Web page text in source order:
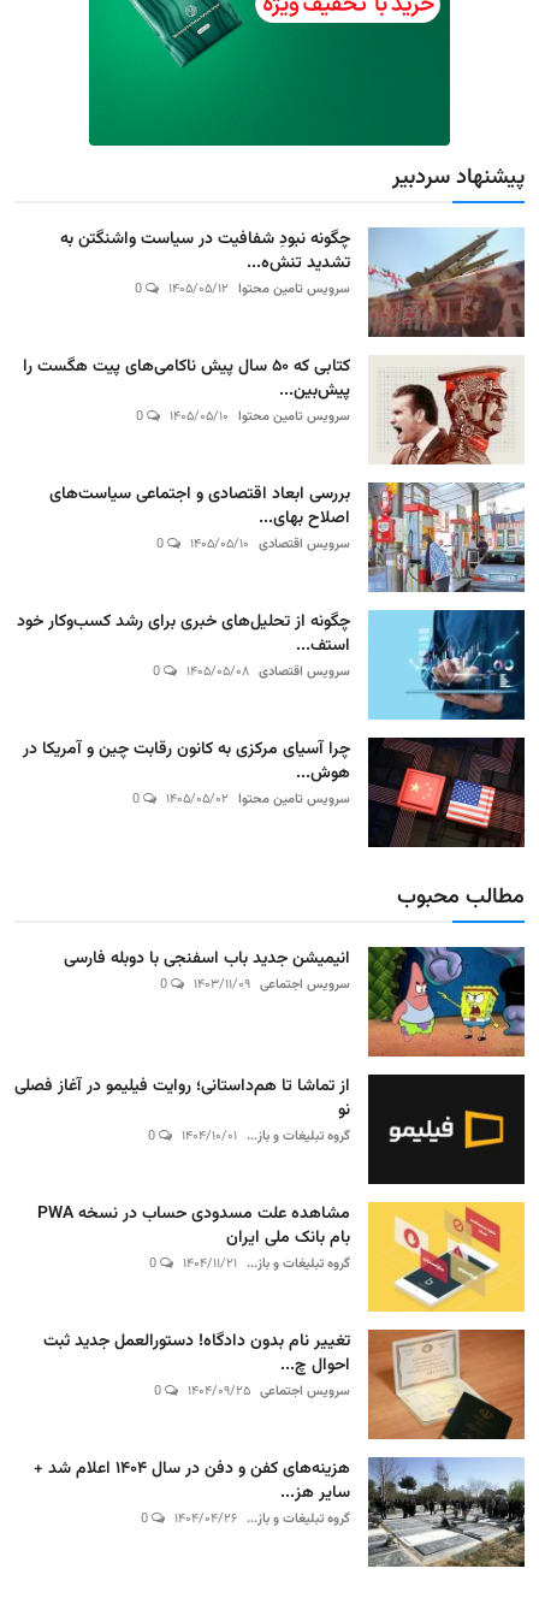
پیشنهاد سردبیر
چگونه نبودِ شفافیت در سیاست واشنگتن به
تشدید تنش‌ه...
سرویس تامین محتوا ۱۴۰۵/۰۵/۱۲
کتابی که ۵۰ سال پیش ناکامی‌های پیت هگست را
پیش‌بین...
سرویس تامین محتوا ۱۴۰۵/۰۵/۱۰
بررسی ابعاد اقتصادی و اجتماعی سیاست‌های
اصلاح بهای...
سرویس اقتصادی ۱۴۰۵/۰۵/۱۰
چگونه از تحلیل‌های خبری برای رشد کسب‌وکار خود
استف...
سرویس اقتصادی ۱۴۰۵/۰۵/۰۸
چرا آسیای مرکزی به کانون رقابت چین و آمریکا در
هوش...
سرویس تامین محتوا ۱۴۰۵/۰۵/۰۲
مطالب محبوب
انیمیشن جدید باب اسفنجی با دوبله فارسی
سرویس اجتماعی ۱۴۰۳/۱۱/۰۹
از تماشا تا هم‌داستانی؛ روایت فیلیمو در آغاز فصلی
نو
گروه تبلیغات و باز... ۱۴۰۴/۱۰/۰۱
مشاهده علت مسدودی حساب در نسخه PWA
بام بانک ملی ایران
گروه تبلیغات و باز... ۱۴۰۴/۱۱/۲۱
تغییر نام بدون دادگاه! دستورالعمل جدید ثبت
احوال چ...
سرویس اجتماعی ۱۴۰۴/۰۹/۲۵
هزینه‌های کفن و دفن در سال ۱۴۰۴ اعلام شد +
سایر هز...
گروه تبلیغات و باز... ۱۴۰۴/۰۴/۲۶